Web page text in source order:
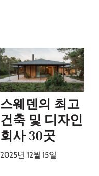
스웨덴의 최고
건축 및 디자인
회사 30곳
2025년 12월 15일